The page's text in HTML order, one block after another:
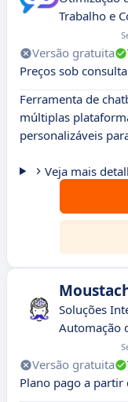
Trabalho e
Versão gratuita
Preços sob consulta
Ferramenta de
múltiplas
personalizáveis
Veja mais
Soluções
Automação
Versão gratuita
Plano pago a partir